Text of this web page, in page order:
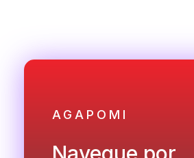
AGAPOMI